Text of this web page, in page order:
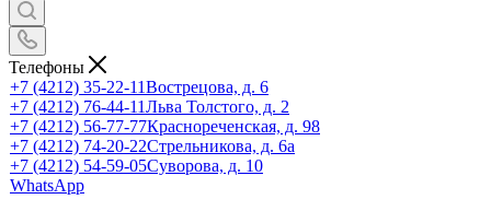
Телефоны
+7 (4212) 35-22-11Вострецова, д. 6
+7 (4212) 76-44-11Льва Толстого, д. 2
+7 (4212) 56-77-77Краснореченская, д. 98
+7 (4212) 74-20-22Стрельникова, д. 6а
+7 (4212) 54-59-05Суворова, д. 10
WhatsApp